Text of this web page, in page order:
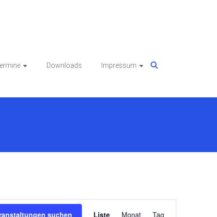
Downloads Impressum
suchen Liste Monat Tag